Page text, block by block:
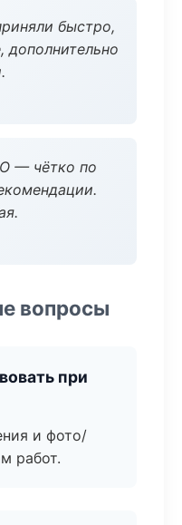
быстро,
дополнительно
— чётко по
вопросы
при
и фото/
работ.